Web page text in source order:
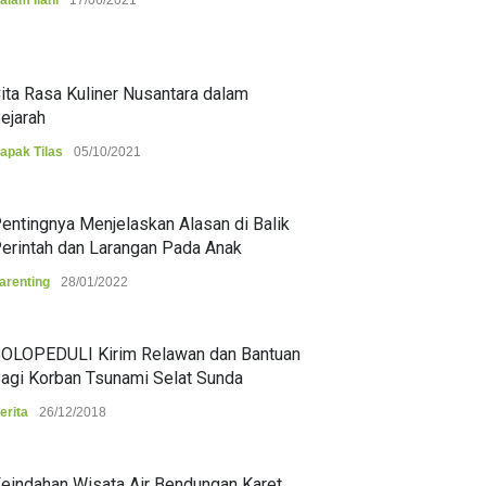
Rasa Kuliner Nusantara dalam
Tilas 05/10/2021
Menjelaskan Alasan di Balik
dan Larangan Pada Anak
28/01/2022
Kirim Relawan dan Bantuan
Korban Tsunami Selat Sunda
26/12/2018